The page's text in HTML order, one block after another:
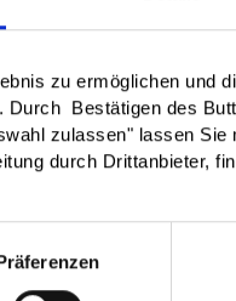
zu ermöglichen und
Durch Bestätigen des
zulassen" lassen
durch Drittanbieter,
aus der Fachstelle
Zum Beispiel: die
Demokratiekonferenz
3|2020
Newsletter